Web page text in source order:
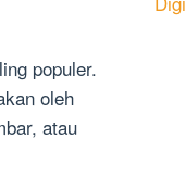
populer.
oleh
atau